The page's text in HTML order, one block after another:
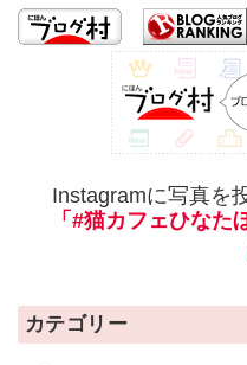
Instagramに写真を
「#猫カフェひなた
カテゴリー